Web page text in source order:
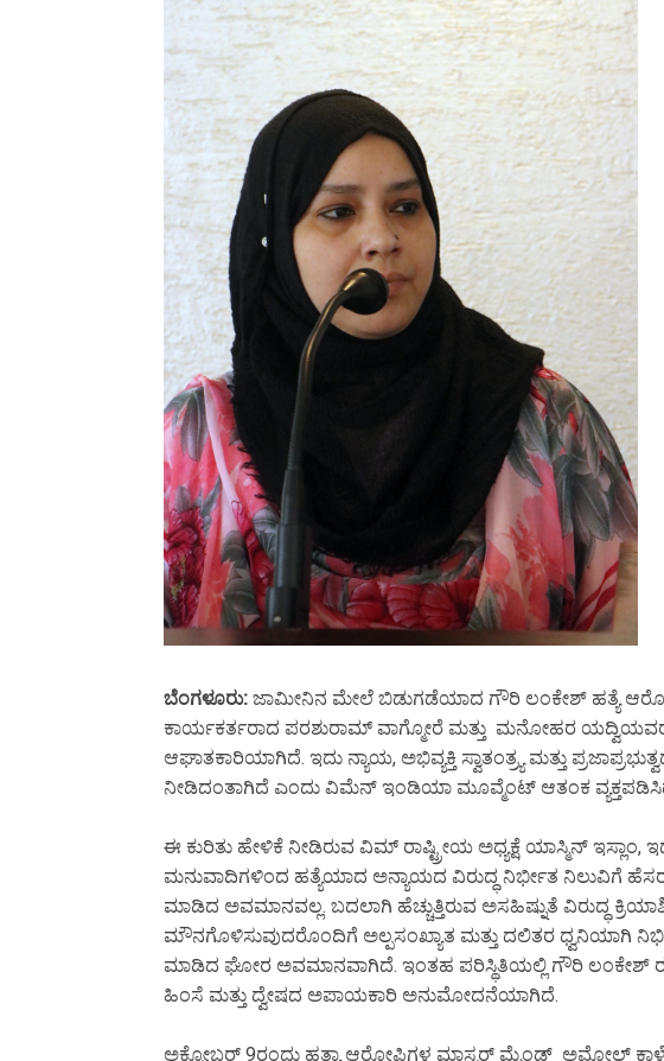
ಬೆಂಗಳೂರು: ಜಾಮೀನಿನ ಮೇಲೆ ಬಿಡುಗಡೆಯಾದ ಗೌರಿ ಲಂಕೇಶ್ ಹತ್ಯೆ
ಕಾರ್ಯಕರ್ತರಾದ ಪರಶುರಾಮ್ ವಾಗ್ಮೋರೆ ಮತ್ತು ಮನೋಹರ
ಆಘಾತಕಾರಿಯಾಗಿದೆ. ಇದು ನ್ಯಾಯ, ಅಭಿವ್ಯಕ್ತಿ ಸ್ವಾತಂತ್ರ್ಯ ಮತ್ತು
ನೀಡಿದಂತಾಗಿದೆ ಎಂದು ವಿಮೆನ್ ಇಂಡಿಯಾ ಮೂವ್ಮೆಂಟ್ ಆತಂಕ
ಈ ಕುರಿತು ಹೇಳಿಕೆ ನೀಡಿರುವ ವಿಮ್ ರಾಷ್ಟ್ರೀಯ ಅಧ್ಯಕ್ಷೆ ಯಾಸ್ಮಿನ್ ಇಸ್ಲಾಂ,
ಮನುವಾದಿಗಳಿಂದ ಹತ್ಯೆಯಾದ ಅನ್ಯಾಯದ ವಿರುದ್ಧ ನಿರ್ಭೀತ ನಿಲುವಿಗೆ
ಮಾಡಿದ ಅವಮಾನವಲ್ಲ. ಬದಲಾಗಿ ಹೆಚ್ಚುತ್ತಿರುವ ಅಸಹಿಷ್ನುತೆ ವಿರುದ್ಧ
ಮೌನಗೊಳಿಸುವುದರೊಂದಿಗೆ ಅಲ್ಪಸಂಖ್ಯಾತ ಮತ್ತು ದಲಿತರ ಧ್ವನಿಯಾಗಿ
ಮಾಡಿದ ಘೋರ ಅವಮಾನವಾಗಿದೆ. ಇಂತಹ ಪರಿಸ್ಥಿತಿಯಲ್ಲಿ ಗೌರಿ ಲಂಕೇಶ್ ರವರ
ಹಿಂಸೆ ಮತ್ತು ದ್ವೇಷದ ಅಪಾಯಕಾರಿ ಅನುಮೋದನೆಯಾಗಿದೆ.
ಅಕ್ಟೋಬರ್ 9ರಂದು ಹತ್ಯಾ ಆರೋಪಿಗಳ ಮಾಸ್ಟರ್ ಮೈಂಡ್ ಅಮೋಲ್